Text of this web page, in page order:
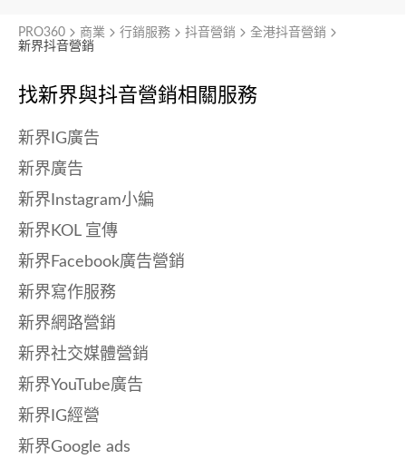
找新界與抖音營銷相關服務
新界IG廣告
新界廣告
新界Instagram小編
新界KOL 宣傳
新界Facebook廣告營銷
新界寫作服務
新界網路營銷
新界社交媒體營銷
新界YouTube廣告
新界IG經營
新界Google ads
PRO360 商業 行銷服務 抖音營銷
全港抖音營銷
新界抖音營銷